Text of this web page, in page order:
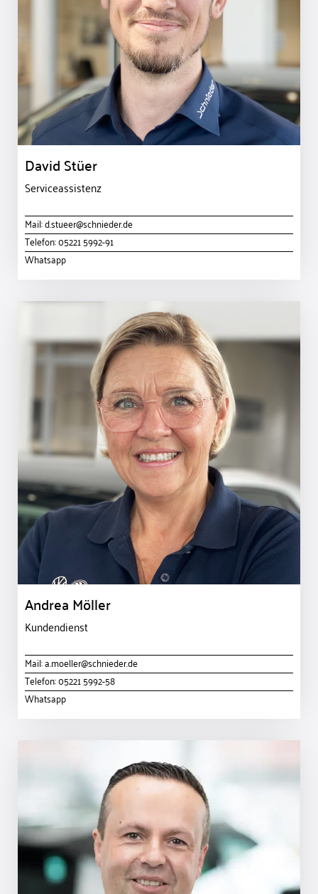
David Stüer
Serviceassistenz
Mail:d.stueer@schnieder.de
Telefon:05221 5992-91
Whatsapp
Andrea Möller
Kundendienst
Mail:a.moeller@schnieder.de
Telefon:05221 5992-58
Whatsapp